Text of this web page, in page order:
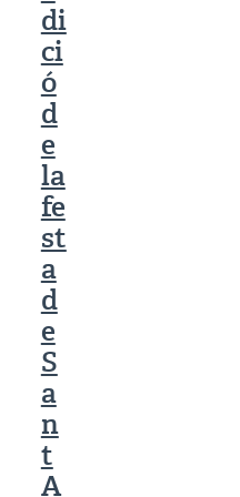
di
ci
ó
d
e
la
fe
st
a
d
e
S
a
n
t
A